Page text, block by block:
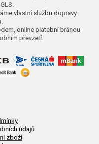
vlastní službu dopravy
online platební bránou
převzetí.
údajů
zboží